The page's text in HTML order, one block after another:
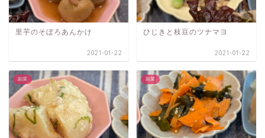
里芋のそぼろあんかけ
2021-01-22
ひじきと枝豆のツナマヨ
2021-01-22
副菜 副菜